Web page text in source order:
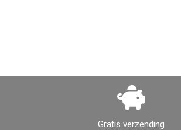
Gratis verzending